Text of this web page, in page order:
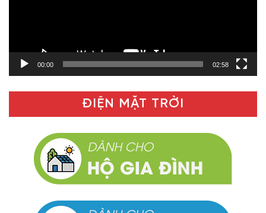
00:00 02:58
ĐIỆN MẶT TRỜI